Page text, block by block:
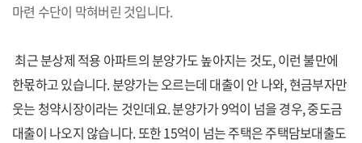
마련 수단이 막혀버린 것입니다.
최근 분상제 적용 아파트의 분양가도 높아지는 것도, 이런 불만에
한몫하고 있습니다. 분양가는 오르는데 대출이 안 나와, 현금부자만
웃는 청약시장이라는 것인데요. 분양가가 9억이 넘을 경우, 중도금
대출이 나오지 않습니다. 또한 15억이 넘는 주택은 주택담보대출도